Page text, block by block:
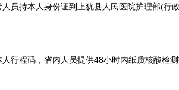
持本人身份证到上犹县人民医院护理部(行
程码，省内人员提供48小时内纸质核酸检测